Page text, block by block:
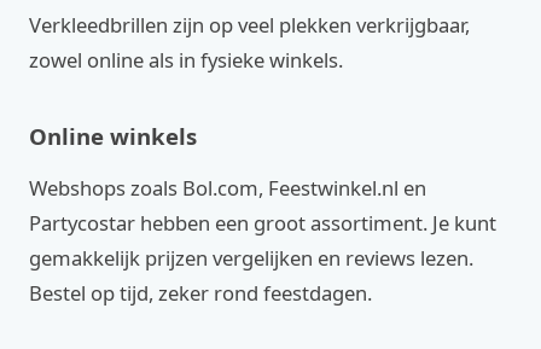
Verkleedbrillen zijn op veel plekken verkrijgbaar,
zowel online als in fysieke winkels.
Online winkels
Webshops zoals Bol.com, Feestwinkel.nl en
Partycostar hebben een groot assortiment. Je kunt
gemakkelijk prijzen vergelijken en reviews lezen.
Bestel op tijd, zeker rond feestdagen.